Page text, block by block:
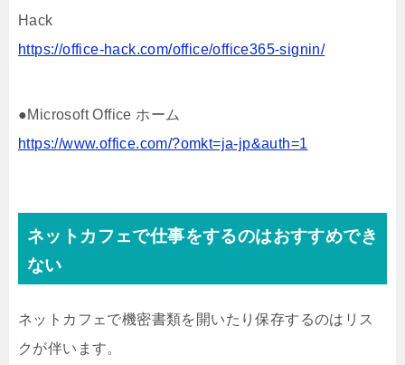
Hack
https://office-hack.com/office/office365-signin/
●Microsoft Office ホーム
https://www.office.com/?omkt=ja-jp&auth=1
ネットカフェで仕事をするのはおすすめでき
ない
ネットカフェで機密書類を開いたり保存するのはリス
クが伴います。